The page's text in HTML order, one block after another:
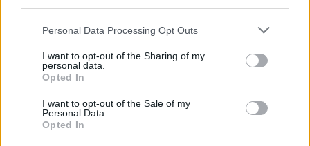
Personal Data Processing Opt Outs
I want to opt-out of the Sharing of my
personal data.
Opted In
I want to opt-out of the Sale of my
Personal Data.
Opted In
Senaste inlägget avhugger69 torsdag 23:01iProjekt
Camaro som bruksbil?! 57 svar
Senaste inlägget av Ev_volvo142 torsdag 22:10 Projekt
Volkswagen split bus t1 1962
Golf Mk2 16v Turbo